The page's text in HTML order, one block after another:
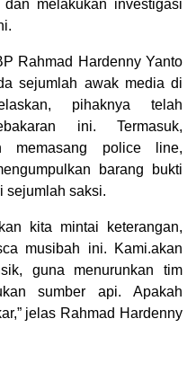
melakukan investigasi
Rahmad Hardenny Yanto
sejumlah awak media di
pihaknya telah
ini. Termasuk,
memasang police line,
barang bukti
sejumlah saksi.
kita mintai keterangan,
musibah ini. Kami.akan
guna menurunkan tim
sumber api. Apakah
jelas Rahmad Hardenny